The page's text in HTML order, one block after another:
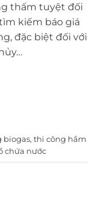
thấm tuyệt đối
kiếm báo giá
đặc biệt đối với
biogas, thi công hầm
chứa nước